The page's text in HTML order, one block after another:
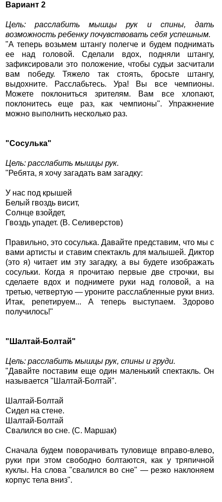
Вариант 2
Цель: расслабить мышцы рук и спины, дать
возможность ребенку почувствовать себя успешным.
"А теперь возьмем штангу полегче и будем поднимать
ее над головой. Сделали вдох, подняли штангу,
зафиксировали это положение, чтобы судьи засчитали
вам победу. Тяжело так стоять, бросьте штангу,
выдохните. Расслабьтесь. Ура! Вы все чемпионы.
Можете поклониться зрителям. Вам все хлопают,
поклонитесь еще раз, как чемпионы". Упражнение
можно выполнить несколько раз.
"Сосулька"
Цель: расслабить мышцы рук.
"Ребята, я хочу загадать вам загадку:
У нас под крышей
Белый гвоздь висит,
Солнце взойдет,
Гвоздь упадет. (В. Селиверстов)
Правильно, это сосулька. Давайте представим, что мы с
вами артисты и ставим спектакль для малышей. Диктор
(это я) читает им эту загадку, а вы будете изображать
сосульки. Когда я прочитаю первые две строчки, вы
сделаете вдох и поднимете руки над головой, а на
третью, четвертую — уроните расслабленные руки вниз.
Итак, репетируем... А теперь выступаем. Здорово
получилось!"
"Шалтай-Болтай"
Цель: расслабить мышцы рук, спины и груди.
"Давайте поставим еще один маленький спектакль. Он
называется "Шалтай-Болтай".
Шалтай-Болтай
Сидел на стене.
Шалтай-Болтай
Свалился во сне. (С. Маршак)
Сначала будем поворачивать туловище вправо-влево,
руки при этом свободно болтаются, как у тряпичной
куклы. На слова "свалился во сне" — резко наклоняем
корпус тела вниз".